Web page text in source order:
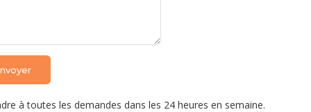
à toutes les demandes dans les 24 heures en semaine.